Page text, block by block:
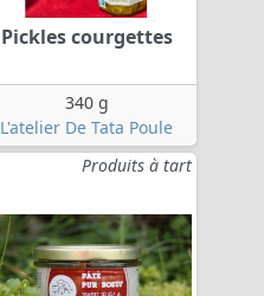
Pickles courgettes
340 g
L'atelier De Tata Poule
Produits à tart